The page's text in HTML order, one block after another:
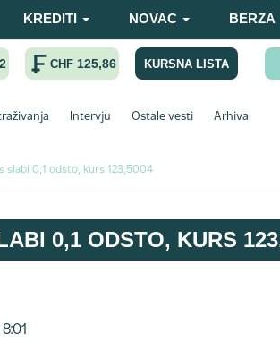
KREDITI NOVAC BERZA
CHF 125,86 KURSNA LISTA
Intervju Ostale vesti Arhiva
slabi 0,1 odsto, kurs 123,5004
0,1 ODSTO, KURS